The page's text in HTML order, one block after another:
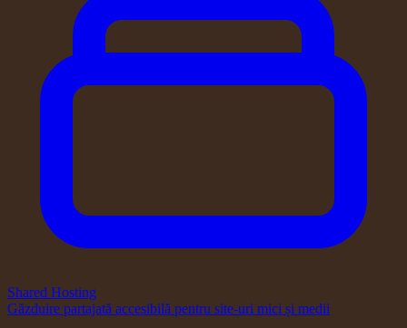
Shared Hosting
Găzduire partajată accesibilă pentru site-uri mici și medii